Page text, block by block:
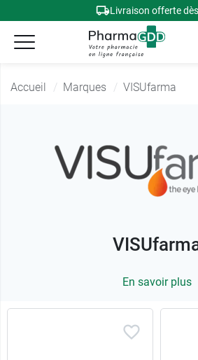
Livraison offerte
Accueil Marques VISUfarma
En savoir plus